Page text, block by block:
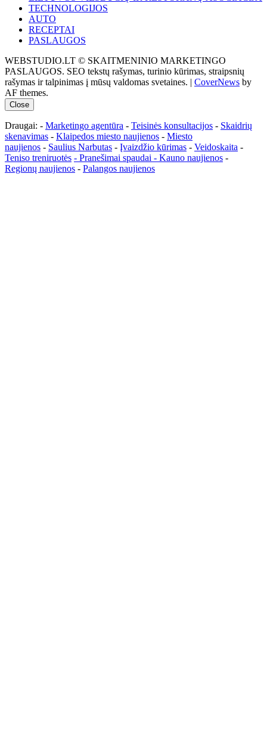
TECHNOLOGIJOS
AUTO
RECEPTAI
PASLAUGOS
WEBSTUDIO.LT © SKAITMENINIO MARKETINGO
PASLAUGOS. SEO tekstų rašymas, turinio kūrimas, straipsnių
rašymas ir talpinimas į mūsų valdomas svetaines. | CoverNews by
AF themes.
Close
Draugai: - Marketingo agentūra - Teisinės konsultacijos - Skaidrių
skenavimas - Klaipedos miesto naujienos - Miesto
naujienos - Saulius Narbutas - Įvaizdžio kūrimas - Veidoskaita -
Teniso treniruotės - Pranešimai spaudai - Kauno naujienos -
Regionų naujienos - Palangos naujienos